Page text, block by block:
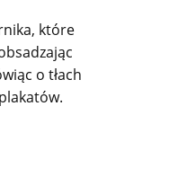
które
o tłach